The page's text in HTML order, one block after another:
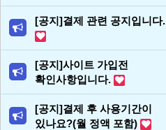
[공지]결제 관련 공지입니다.
[공지]사이트 가입전
확인사항입니다.
[공지]결제 후 사용기간이
있나요?(월 정액 포함)